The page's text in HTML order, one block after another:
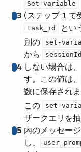
3
Set-variable
(ステップ 1 で
task_id と
4
別の ​ set-
から ​
sessionId
しない場合は
す。この値は、​
数に保存されま
5
この ​ set-
ザークエリを
内のメッセー
し、​